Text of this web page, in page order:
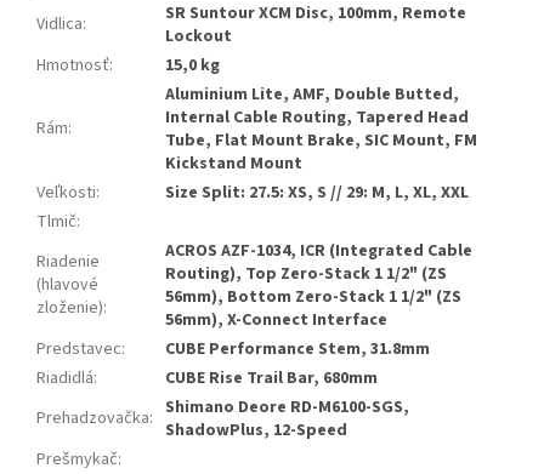
Vidlica:
SR Suntour XCM Disc, 100mm, Remote
Lockout
Hmotnosť: 15,0 kg
Rám:
Aluminium Lite, AMF, Double Butted,
Internal Cable Routing, Tapered Head
Tube, Flat Mount Brake, SIC Mount, FM
Kickstand Mount
Veľkosti:
Size Split: 27.5: XS, S // 29: M, L, XL, XXL
Tlmič:
Riadenie
(hlavové
zloženie):
ACROS AZF-1034, ICR (Integrated Cable
Routing), Top Zero-Stack 1 1/2" (ZS
56mm), Bottom Zero-Stack 1 1/2" (ZS
56mm), X-Connect Interface
Predstavec:
CUBE Performance Stem, 31.8mm
Riadidlá:
CUBE Rise Trail Bar, 680mm
Prehadzovačka: Shimano Deore RD-M6100-SGS,
ShadowPlus, 12-Speed
Prešmykač: